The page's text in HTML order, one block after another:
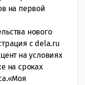
на первой
нового
с dela.ru
на условиях
на сроках